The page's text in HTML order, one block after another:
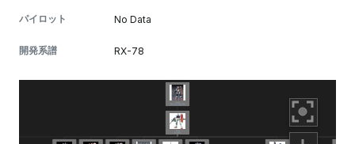
パイロット No Data
開発系譜 RX-78